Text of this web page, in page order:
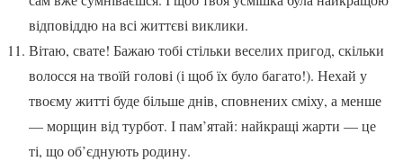
відповіддю на всі життєві виклики.
Вітаю, свате! Бажаю тобі стільки веселих пригод, скільки
волосся на твоїй голові (і щоб їх було багато!). Нехай у
твоєму житті буде більше днів, сповнених сміху, а менше
— морщин від турбот. І пам’ятай: найкращі жарти — це
ті, що об’єднують родину.